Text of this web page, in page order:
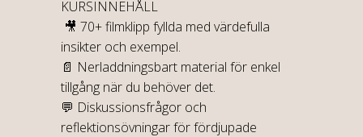
KURSINNEHÅLL
🎥 70+ filmklipp fyllda med värdefulla
insikter och exempel.
📄 Nerladdningsbart material för enkel
tillgång när du behöver det.
💬 Diskussionsfrågor och
reflektionsövningar för fördjupade